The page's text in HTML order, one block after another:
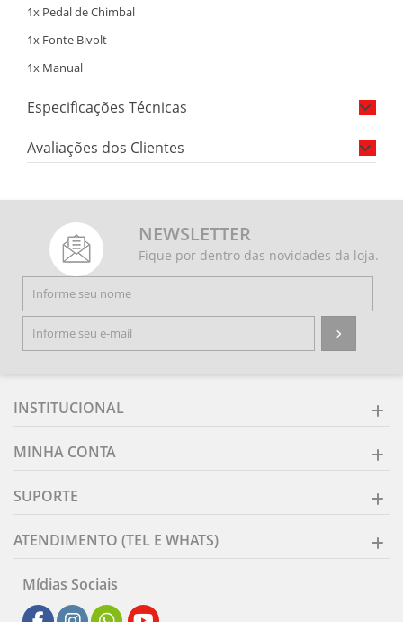
1x Pedal de Chimbal
1x Fonte Bivolt
1x Manual
Especificações Técnicas
Avaliações dos Clientes
NEWSLETTER
Fique por dentro das novidades da loja.
INSTITUCIONAL
MINHA CONTA
SUPORTE
ATENDIMENTO (TEL E WHATS)
Mídias Sociais